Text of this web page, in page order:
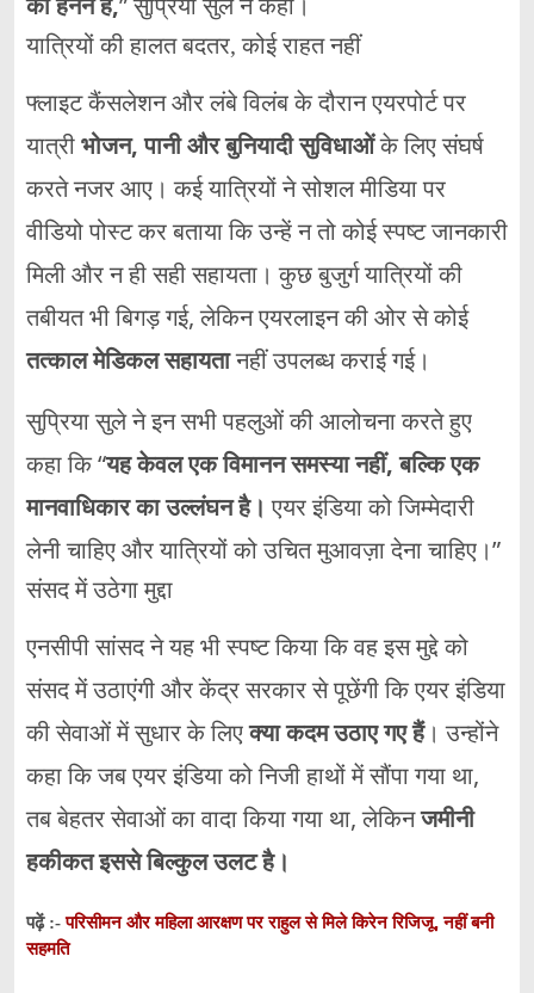
यात्रियों की हालत बदतर, कोई राहत नहीं
फ्लाइट कैंसलेशन और लंबे विलंब के दौरान एयरपोर्ट पर
यात्रीभोजन, पानी और बुनियादी सुविधाओंके लिए संघर्ष
करते नजर आए। कई यात्रियों ने सोशल मीडिया पर
वीडियो पोस्ट कर बताया कि उन्हें न तो कोई स्पष्ट जानकारी
मिली और न ही सही सहायता। कुछ बुजुर्ग यात्रियों की
तबीयत भी बिगड़ गई, लेकिन एयरलाइन की ओर से कोई
तत्काल मेडिकल सहायतानहीं उपलब्ध कराई गई।
सुप्रिया सुले ने इन सभी पहलुओं की आलोचना करते हुए
कहा कि “यह केवल एक विमानन समस्या नहीं, बल्कि एक
मानवाधिकार का उल्लंघन है। एयर इंडिया को जिम्मेदारी
लेनी चाहिए और यात्रियों को उचित मुआवज़ा देना चाहिए।”
संसद में उठेगा मुद्दा
एनसीपी सांसद ने यह भी स्पष्ट किया कि वह इस मुद्दे को
संसद में उठाएंगी और केंद्र सरकार से पूछेंगी कि एयर इंडिया
की सेवाओं में सुधार के लिएक्या कदम उठाए गए हैं। उन्होंने
कहा कि जब एयर इंडिया को निजी हाथों में सौंपा गया था,
तब बेहतर सेवाओं का वादा किया गया था, लेकिनजमीनी
हकीकत इससे बिल्कुल उलट है।
पढ़ें :-परिसीमन और महिला आरक्षण पर राहुल से मिले किरेन रिजिजू, नहीं बनी
सहमति